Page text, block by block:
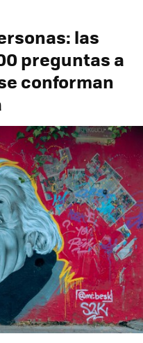
las
preguntas a
conforman